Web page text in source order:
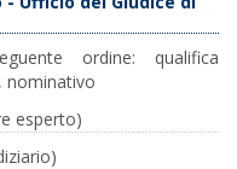
ordine: qualifica
nominativo
esperto)